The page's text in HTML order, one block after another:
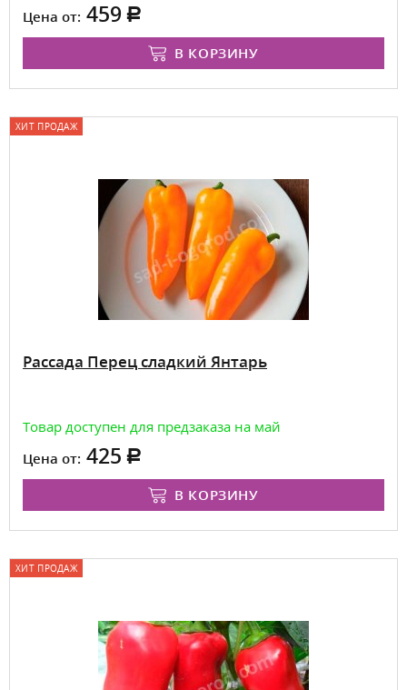
Цена от: 459
В КОРЗИНУ
ХИТ ПРОДАЖ
Рассада Перец сладкий Янтарь
Товар доступен для предзаказа на май
Цена от: 425
В КОРЗИНУ
ХИТ ПРОДАЖ